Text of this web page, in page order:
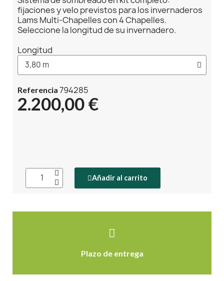
fijaciones y velo previstos para los invernaderos
Lams Multi-Chapelles con 4 Chapelles.
Seleccione la longitud de su invernadero.
Longitud
Referencia 794285
2.200,00 €
Añadir al carrito
Plazo de entrega